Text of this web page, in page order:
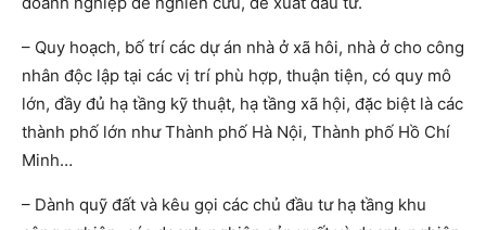
– Quy hoạch, bố trí các dự án nhà ở xã hôi, nhà ở cho công
nhân độc lập tại các vị trí phù hợp, thuận tiện, có quy mô
lớn, đầy đủ hạ tầng kỹ thuật, hạ tầng xã hội, đặc biệt là các
thành phố lớn như Thành phố Hà Nội, Thành phố Hồ Chí
Minh…
– Dành quỹ đất và kêu gọi các chủ đầu tư hạ tầng khu